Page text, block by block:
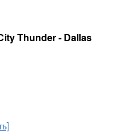
Thunder - Dallas